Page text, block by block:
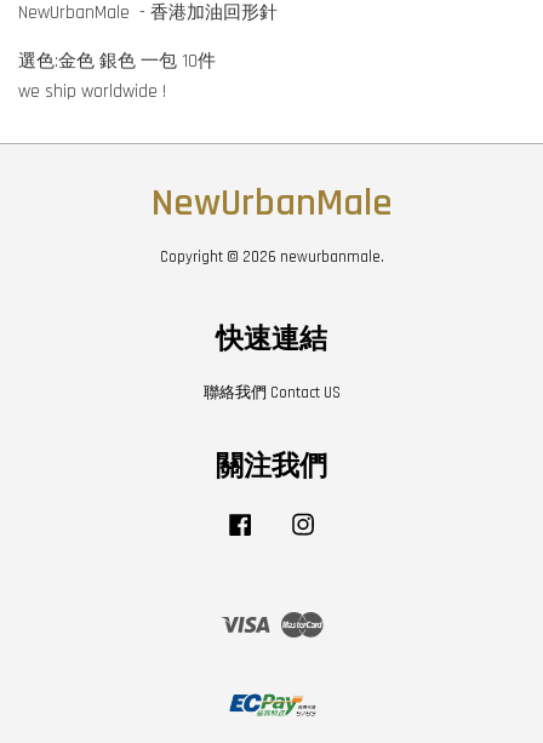
NewUrbanMale - 香港加油回形針
選色:金色 銀色 一包 10件
we ship worldwide !
NewUrbanMale
Copyright © 2026 newurbanmale.
快速連結
聯絡我們 Contact US
關注我們
Facebook
Visa Master